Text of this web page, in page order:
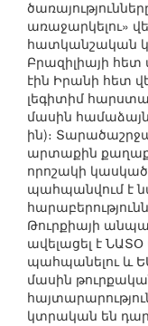
առաջարկելու»
հատկանշական
Բրազիլիայի հետ
էին Իրանի հետ
լեգիտիմ
մասին
ին)։
արտաքին
որոշակի
պահպանվում է
Թուրքիայի
ավելացել է ՆԱՏՕ
պահպանելու և
մասին
կտրական են